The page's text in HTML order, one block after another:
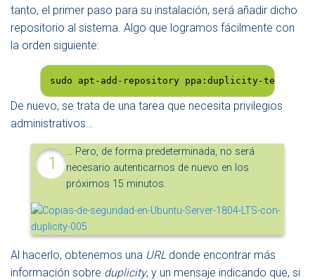
tanto, el primer paso para su instalación, será añadir dicho
repositorio al sistema. Algo que logramos fácilmente con
la orden siguiente:
sudo apt-add-repository ppa:duplicity-team/ppa
De nuevo, se trata de una tarea que necesita privilegios
administrativos…
… Pero, de forma predeterminada, no será
necesario autenticarnos de nuevo en los
próximos 15 minutos.
Al hacerlo, obtenemos una URLdonde encontrar más
información sobre duplicity, y un mensaje indicando que, si